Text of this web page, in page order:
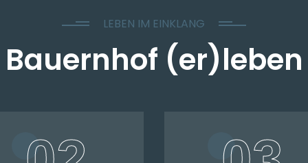
LEBEN IM EINKLANG
Bauernhof (er)leben